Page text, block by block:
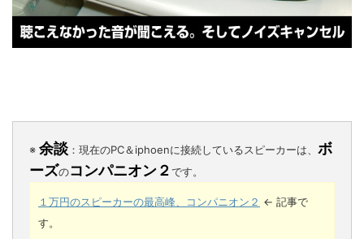
※ 余談 ：現在のPC＆iphoenに接続しているスピーカーは、 ボ
ーズのコンパニオン２です。
１万円のスピーカーの最高峰、コンパニオン２ ← 記事で
す。